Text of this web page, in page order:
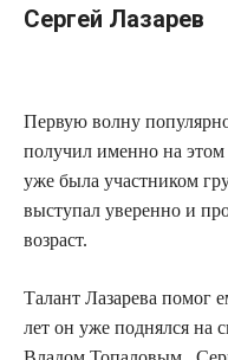
Сергей Лазарев
Первую волну
получил именно на
уже была участником
выступал уверенно и
возраст.
Талант Лазарева помог
лет он уже поднялся на